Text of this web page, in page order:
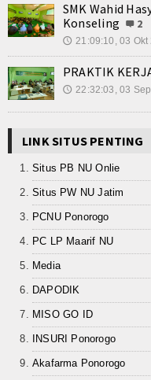
Guru dan Karyawan
Kalender Pendidikan
Siswa Aktif
Alumni
Foto Kegiatan
Unduh
Agenda
Unit Produksi
SMK Wahid
Konseling
2
🕔 21:09:10, 03 Okt
PRAKTIK
🕔 22:32:03, 03
LINK SITUS PENTING
Situs PB NU Onlie
Situs PW NU Jatim
PCNU Ponorogo
PC LP Maarif NU
Media
DAPODIK
MISO GO ID
INSURI Ponorogo
Akafarma Ponorogo